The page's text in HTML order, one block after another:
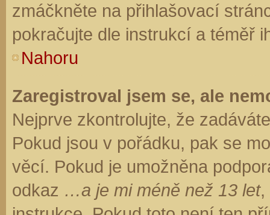
zmáčkněte na přihlašovací
pokračujte dle instrukcí a téměř
Nahoru
Zaregistroval jsem se, ale
Nejprve zkontrolujte, že
Pokud jsou v pořádku, pak se
věcí. Pokud je umožněna
odkaz …a je mi méně než 13 let,